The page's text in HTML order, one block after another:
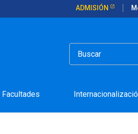
ADMISIÓN
FacultadesEuropa YA!